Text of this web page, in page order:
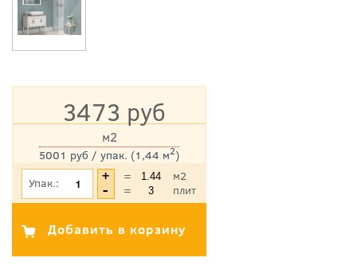
3473 руб
5001 руб / упак. (1,44 м2)
м2
*Цена указана с учетом НДС
Упак.: =
м2
=
плит